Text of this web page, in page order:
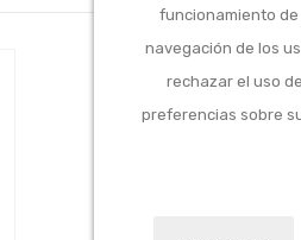
funcionamiento
navegación de los
rechazar el uso
preferencias sobre